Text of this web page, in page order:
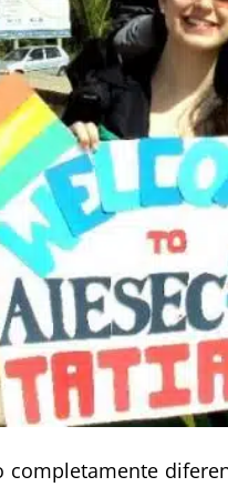
completamente